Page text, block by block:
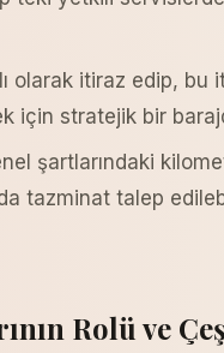
olarak itiraz edip, bu
için stratejik bir
şartlarındaki
tazminat talep
Rolü ve